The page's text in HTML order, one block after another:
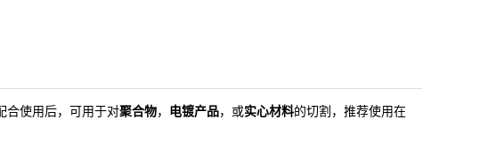
合使用后，可用于对聚合物， 电镀产品，或实心材料的切割，推荐使用在